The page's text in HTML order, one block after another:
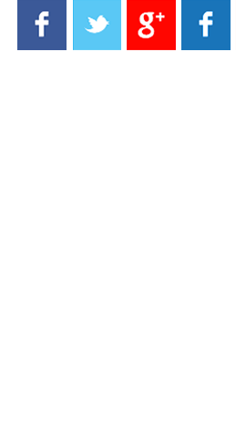
13:40
- 2021/08/15
يوفيتش يعرض خدماته على الإنتير